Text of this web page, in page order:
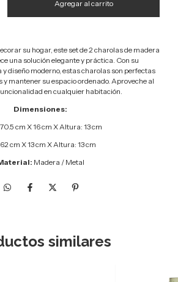
su hogar, este set de 2 charolas de madera
una solución elegante y práctica. Con su
diseño moderno, estas charolas son perfectas
mantener su espacio ordenado. Aproveche al
en cualquier habitación.
Dimensiones:
70.5 cm X 16 cm X Altura: 13 cm
62 cm X 13 cm X Altura: 13 cm
Madera / Metal
similares